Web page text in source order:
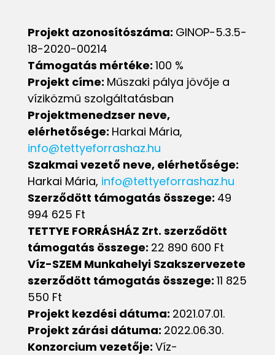
Projekt azonosítószáma: GINOP-5.3.5-
18-2020-00214
Támogatás mértéke: 100 %
Projekt címe: Műszaki pálya jövője a
víziközmű szolgáltatásban
Projektmenedzser neve,
elérhetősége: Harkai Mária,
info@tettyeforrashaz.hu
Szakmai vezető neve, elérhetősége:
Harkai Mária, info@tettyeforrashaz.hu
Szerződött támogatás összege: 49
994 625 Ft
TETTYE FORRÁSHÁZ Zrt. szerződött
támogatás összege: 22 890 600 Ft
Víz-SZEM Munkahelyi Szakszervezete
szerződött támogatás összege: 11 825
550 Ft
Projekt kezdési dátuma: 2021.07.01.
Projekt zárási dátuma: 2022.06.30.
Konzorcium vezetője: Víz-